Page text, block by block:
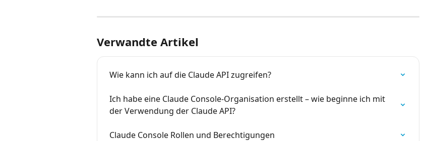
Verwandte Artikel
Wie kann ich auf die Claude API zugreifen?
Ich habe eine Claude Console-Organisation erstellt – wie beginne ich mit
der Verwendung der Claude API?
Claude Console Rollen und Berechtigungen